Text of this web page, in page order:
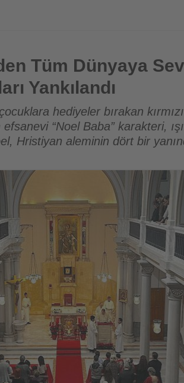
Hoşgörü Ve Barış Mesajları
Tüm Dünyaya
Yankılandı
hediyeler bırakan
“Noel Baba” karakteri,
Hristiyan aleminin dört bir